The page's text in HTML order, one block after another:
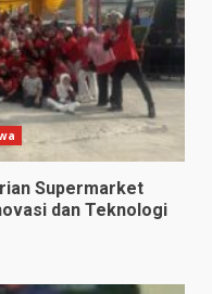
Supermarket
dan Teknologi